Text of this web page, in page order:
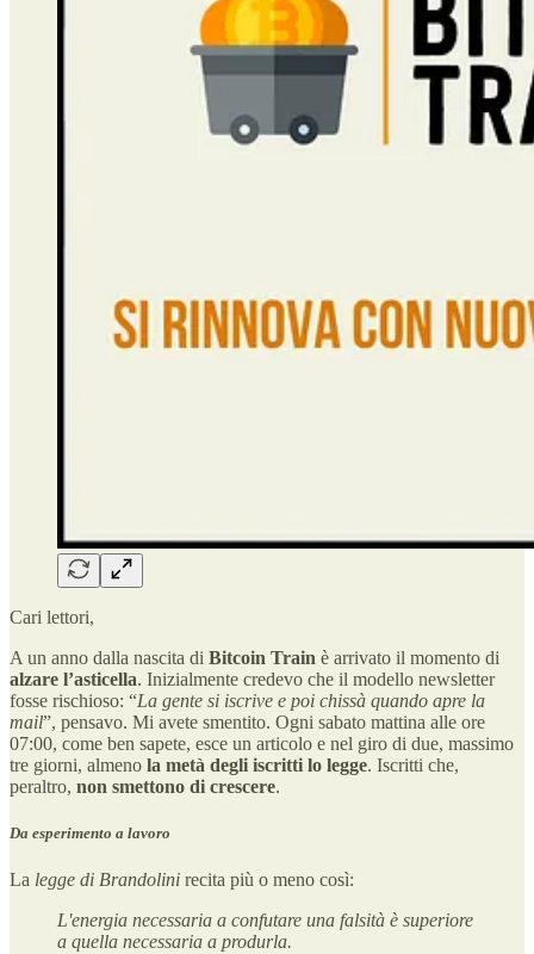
Cari lettori,
A un anno dalla nascita di Bitcoin Train è arrivato il momento di
alzare l’asticella. Inizialmente credevo che il modello newsletter
fosse rischioso: “La gente si iscrive e poi chissà quando apre la
mail”, pensavo. Mi avete smentito. Ogni sabato mattina alle ore
07:00, come ben sapete, esce un articolo e nel giro di due, massimo
tre giorni, almeno la metà degli iscritti lo legge. Iscritti che,
peraltro, non smettono di crescere.
Da esperimento a lavoro
La legge di Brandolini recita più o meno così:
L'energia necessaria a confutare una falsità è superiore
a quella necessaria a produrla.